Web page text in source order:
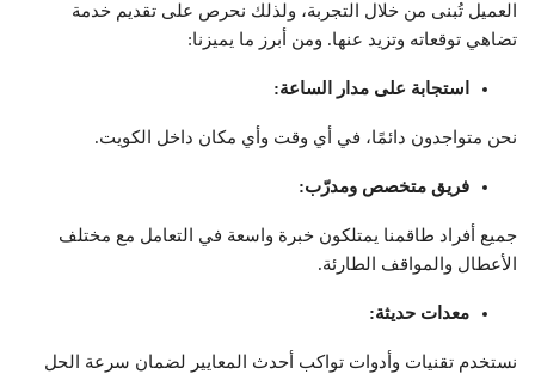
العميل تُبنى من خلال التجربة، ولذلك نحرص على تقديم خدمة
تضاهي توقعاته وتزيد عنها. ومن أبرز ما يميزنا:
استجابة على مدار الساعة:
نحن متواجدون دائمًا، في أي وقت وأي مكان داخل الكويت.
فريق متخصص ومدرّب:
جميع أفراد طاقمنا يمتلكون خبرة واسعة في التعامل مع مختلف
الأعطال والمواقف الطارئة.
معدات حديثة:
نستخدم تقنيات وأدوات تواكب أحدث المعايير لضمان سرعة الحل